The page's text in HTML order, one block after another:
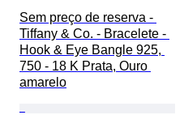
Sem preço de reserva -
Tiffany & Co. - Bracelete -
Hook & Eye Bangle 925,
750 - 18 K Prata, Ouro
amarelo